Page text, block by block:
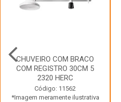
CHUVEIRO COM BRACO
COM REGISTRO 30CM 5
2320 HERC
Código: 11562
*Imagem meramente ilustrativa